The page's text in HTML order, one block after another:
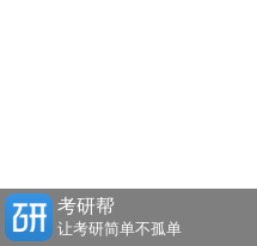
考研帮
让考研简单不孤单